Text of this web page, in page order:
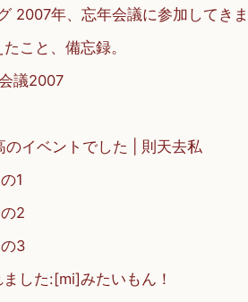
2007年、忘年会議に参加してきま
こと、備忘録。
議2007
イベントでした | 則天去私
1
2
3
した:[mi]みたいもん！